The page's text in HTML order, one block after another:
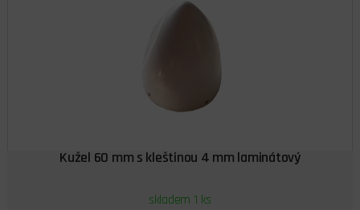
Kužel 60 mm s kleštinou 4 mm laminátový
skladem 1 ks